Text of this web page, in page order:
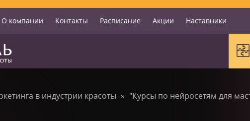
О компании Контакты Расписание Акции Наставники
в индустрии красоты "Курсы по нейросетям для